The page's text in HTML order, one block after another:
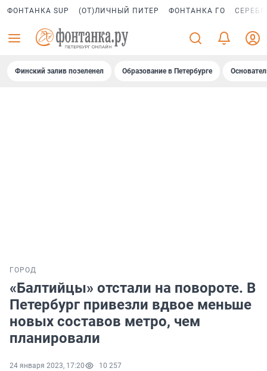
ФОНТАНКА SUP (ОТ)ЛИЧНЫЙ ПИТЕР ФОНТАНКА ГО
Финский залив позеленел Образование в Петербурге
ГОРОД
«Балтийцы» отстали на повороте. В
Петербург привезли вдвое меньше
новых составов метро, чем
планировали
24 января 2023, 17:20 10 257